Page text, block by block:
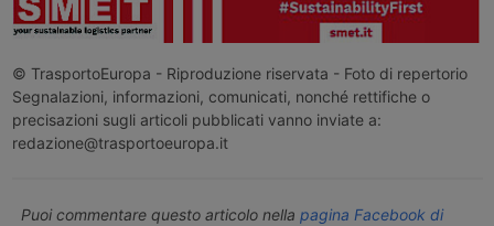
© TrasportoEuropa - Riproduzione riservata - Foto di repertorio
Segnalazioni, informazioni, comunicati, nonché rettifiche o
precisazioni sugli articoli pubblicati vanno inviate a:
redazione@trasportoeuropa.it
Puoi commentare questo articolo nella pagina Facebook di